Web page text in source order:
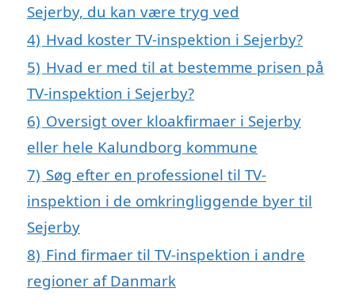
Sejerby, du kan være tryg ved
4) Hvad koster TV-inspektion i Sejerby?
5) Hvad er med til at bestemme prisen på
TV-inspektion i Sejerby?
6) Oversigt over kloakfirmaer i Sejerby
eller hele Kalundborg kommune
7) Søg efter en professionel til TV-
inspektion i de omkringliggende byer til
Sejerby
8) Find firmaer til TV-inspektion i andre
regioner af Danmark